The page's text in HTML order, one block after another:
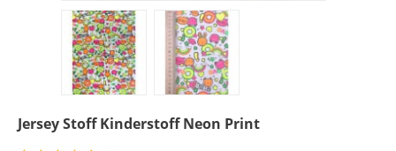
Jersey Stoff Kinderstoff Neon Print